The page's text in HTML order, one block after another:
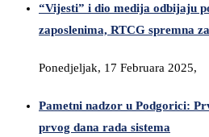
“Vijesti” i dio medija odbijaju
zaposlenima, RTCG spremna
Ponedjeljak, 17 Februara 2025,
Pametni nadzor u Podgorici:
prvog dana rada sistema